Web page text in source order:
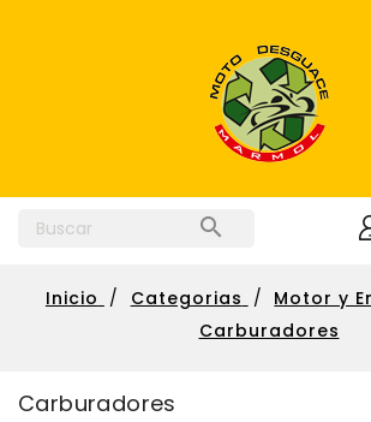

Inicio Categorias
Motor y
Carburadores
Carburadores